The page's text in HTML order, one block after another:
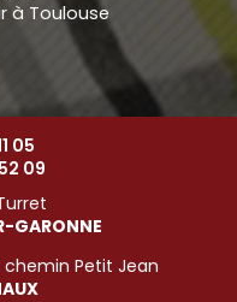
à Toulouse
05
09
GARONNE
chemin Petit Jean